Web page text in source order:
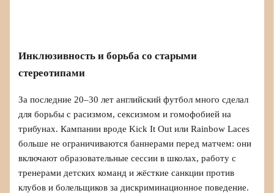
Инклюзивность и борьба со старыми
стереотипами
За последние 20–30 лет английский футбол много сделал
для борьбы с расизмом, сексизмом и гомофобией на
трибунах. Кампании вроде Kick It Out или Rainbow Laces
больше не ограничиваются баннерами перед матчем: они
включают образовательные сессии в школах, работу с
тренерами детских команд и жёсткие санкции против
клубов и болельщиков за дискриминационное поведение.